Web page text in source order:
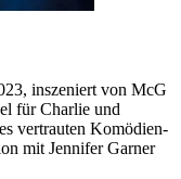
inszeniert von McG
für Charlie und
vertrauten Komödien-
mit Jennifer Garner